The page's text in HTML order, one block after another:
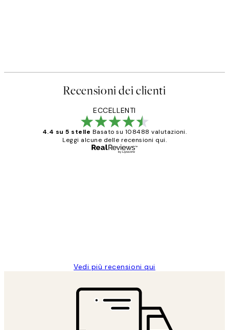
Recensioni dei clienti
ECCELLENTI
4.4 su 5 stelle Basato su 108488 valutazioni.
Leggi alcune delle recensioni qui.
Vedi più recensioni qui